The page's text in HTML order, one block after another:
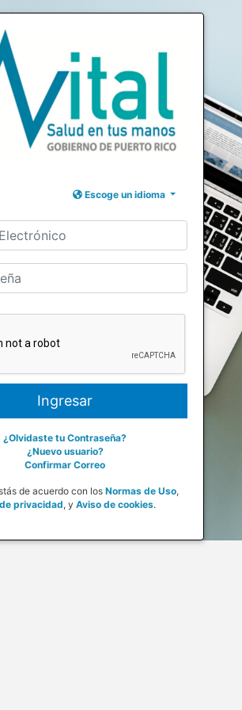
Escoge un idioma
¿Olvidaste tu Contraseña?
¿Nuevo usuario?
Confirmar Correo
de acuerdo con losNormas de Uso,
privacidad, y Aviso de cookies.